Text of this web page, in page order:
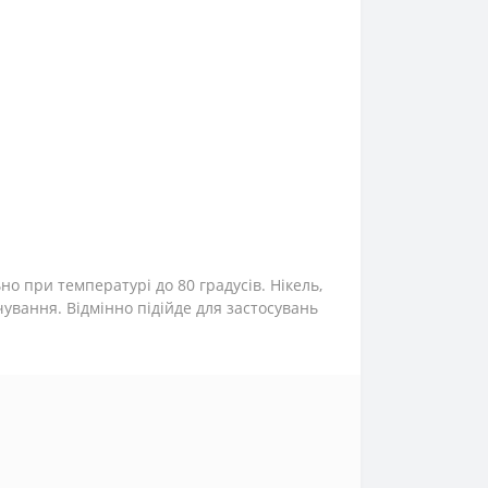
при температурі до 80 градусів. Нікель,
Відмінно підійде для застосувань